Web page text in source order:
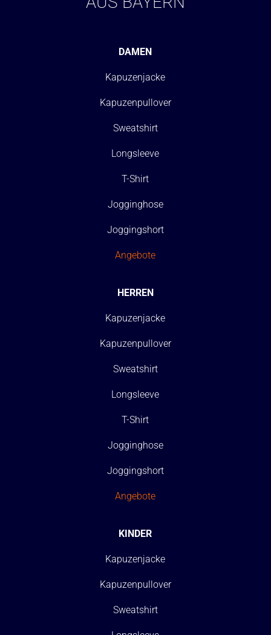
DAMEN
Kapuzenjacke
Kapuzenpullover
Sweatshirt
Longsleeve
T-Shirt
Jogginghose
Joggingshort
Angebote
HERREN
Kapuzenjacke
Kapuzenpullover
Sweatshirt
Longsleeve
T-Shirt
Jogginghose
Joggingshort
Angebote
KINDER
Kapuzenjacke
Kapuzenpullover
Sweatshirt